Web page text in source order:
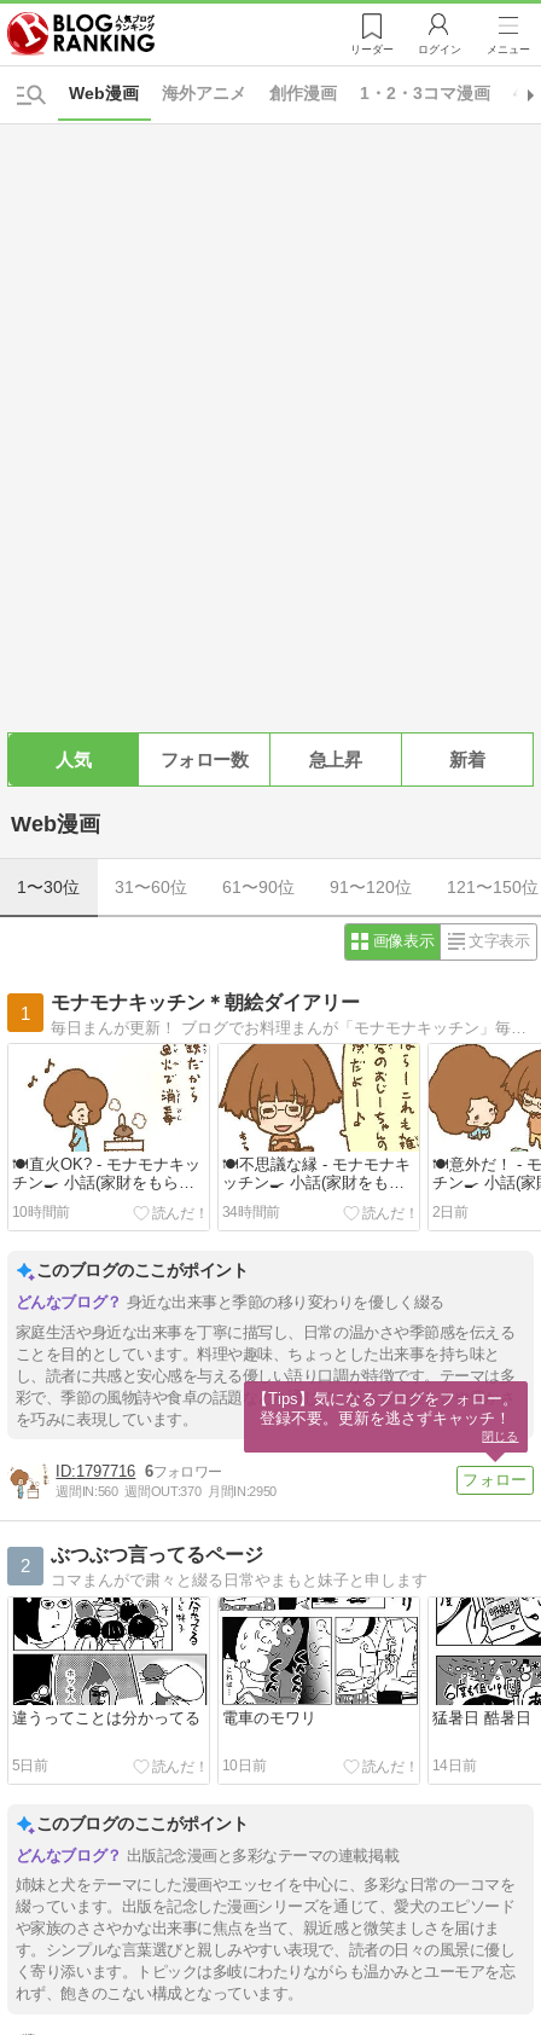
リーダー ログイン メニュー
海外アニメ
Web漫画 創作漫画 1・2・3コマ漫画 4
人気 フォロー数 急上昇 新着
Web漫画
1〜30位 31〜60位 61〜90位 91〜120位 121〜150位
画像表示 文字表示
1
モナモナキッチン＊朝絵ダイアリー
毎日まんが更新！ ブログでお料理まんが「モナモナキッチン」毎日更新中〜♪ イラストとかまんがを描いてるのが好き（＊＾ｖ＾＊
🍽️直火OK? - モナモナキッ
チン🍳 小話(家財をもら
お！)
10時間前
🍽️不思議な縁 - モナモナキ
ッチン🍳 小話(家財をもら
お！)
34時間前
🍽️意外だ！ -
チン🍳 小話(家
お！)
2日前
このブログのここがポイント
身近な出来事と季節の移り変わりを優しく綴る
家庭生活や身近な出来事を丁寧に描写し、日常の温かさや季節感を伝える
ことを目的としています。料理や趣味、ちょっとした出来事を持ち味と
し、読者に共感と安心感を与える優しい語り口調が特徴です。テーマは多
彩で、季節の風物詩や食卓の話題などを通じて、暮らしの楽しさや豊かさ
を巧みに表現しています。
1797716 6
週間IN:560 週間OUT:370 月間IN:2950
2
ぶつぶつ言ってるページ
コマまんがで粛々と綴る日常やまもと妹子と申します
違うってことは分かってる
5日前
電車のモワリ
10日前
猛暑日 酷暑日
14日前
このブログのここがポイント
出版記念漫画と多彩なテーマの連載掲載
姉妹と犬をテーマにした漫画やエッセイを中心に、多彩な日常の一コマを
綴っています。出版を記念した漫画シリーズを通じて、愛犬のエピソード
や家族のささやかな出来事に焦点を当て、親近感と微笑ましさを届けま
す。シンプルな言葉選びと親しみやすい表現で、読者の日々の風景に優し
く寄り添います。トピックは多岐にわたりながらも温かみとユーモアを忘
れず、飽きのこない構成となっています。
【Tips】気になるブログをフォロー。
登録不要。更新を逃さずキャッチ！
閉じる